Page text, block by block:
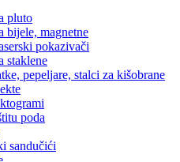
pluto
bijele, magnetne
pokazivači
staklene
pepeljare, stalci za kišobrane
poda
sandučići